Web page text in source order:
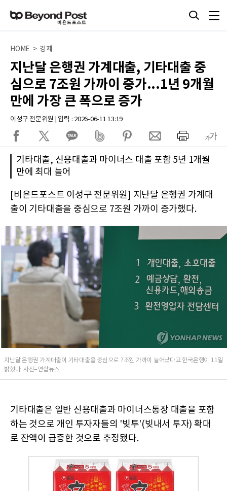
HOME > 경제
지난달 은행권 가계대출, 기타대출 중
심으로 7조원 가까이 증가...1년 9개월
만에 가장 큰 폭으로 증가
이성구 전문위원 | 입력 : 2026-06-11 13:19
기타대출, 신용대출과 마이너스 대출 포함 5년 1개월
만에 최대 늘어
[비욘드포스트 이성구 전문위원] 지난달 은행권 가계대
출이 기타대출을 중심으로 7조원 가까이 증가했다.
지난달 은행권 가계대출이 기타대출을 중심으로 7조원 가까이 늘어났다고 한국은행이 11일
밝혔다. 사진=연합뉴스
기타대출은 일반 신용대출과 마이너스통장 대출을 포함
하는 것으로 개인 투자자들의 '빚투'(빚내서 투자) 확대
로 잔액이 급증한 것으로 추정됐다.